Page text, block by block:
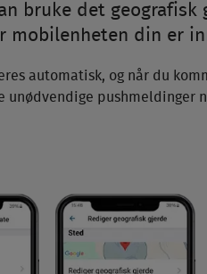
bruke det
mobilenheten din er
automatisk, og når du
unødvendige pushmeldinger